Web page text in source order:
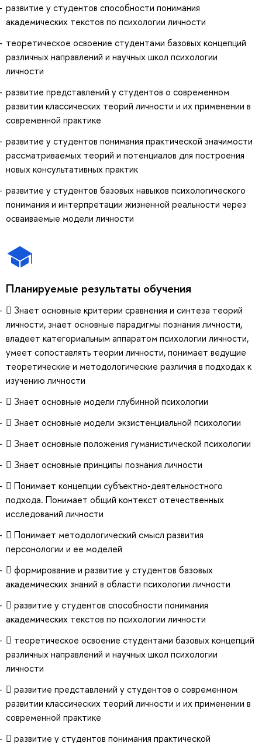
развитие у студентов способности понимания
академических текстов по психологии личности
теоретическое освоение студентами базовых концепций
различных направлений и научных школ психологии
личности
развитие представлений у студентов о современном
развитии классических теорий личности и их применении в
современной практике
развитие у студентов понимания практической значимости
рассматриваемых теорий и потенциалов для построения
новых консультативных практик
развитие у студентов базовых навыков психологического
понимания и интерпретации жизненной реальности через
осваиваемые модели личности
Планируемые результаты обучения
 Знает основные критерии сравнения и синтеза теорий
личности, знает основные парадигмы познания личности,
владеет категориальным аппаратом психологии личности,
умеет сопоставлять теории личности, понимает ведущие
теоретические и методологические различия в подходах к
изучению личности
 Знает основные модели глубинной психологии
 Знает основные модели экзистенциальной психологии
 Знает основные положения гуманистической психологии
 Знает основные принципы познания личности
 Понимает концепции субъектно-деятельностного
подхода. Понимает общий контекст отечественных
исследований личности
 Понимает методологический смысл развития
персонологии и ее моделей
 формирование и развитие у студентов базовых
академических знаний в области психологии личности
 развитие у студентов способности понимания
академических текстов по психологии личности
 теоретическое освоение студентами базовых концепций
различных направлений и научных школ психологии
личности
 развитие представлений у студентов о современном
развитии классических теорий личности и их применении в
современной практике
 развитие у студентов понимания практической